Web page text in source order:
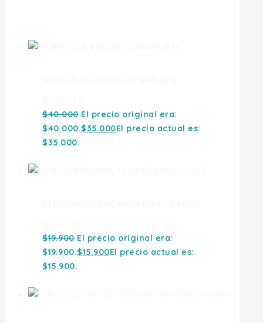
$40.000 El precio original era:
$40.000.$35.000El precio actual es:
$35.000.
$19.900 El precio original era:
$19.900.$15.900El precio actual es:
$15.900.